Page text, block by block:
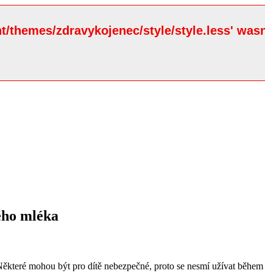
zdravykojenec/style/style.less'
mléka
mohou být pro dítě nebezpečné, proto se nesmí užívat